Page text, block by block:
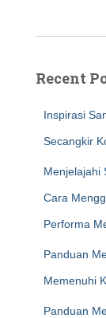
Recent
Inspirasi
Secangkir
Menjelajahi
Cara
Performa
Panduan
Memenuhi
Panduan